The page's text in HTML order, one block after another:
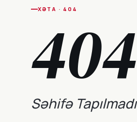
XƏTA · 404
404
Səhifə Tapılmadı